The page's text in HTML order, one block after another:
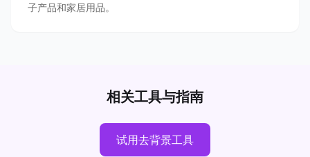
子产品和家居用品。
相关工具与指南
试用去背景工具